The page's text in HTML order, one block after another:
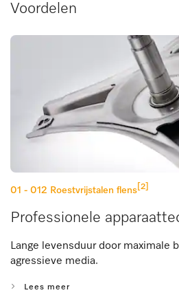
Voordelen
01 - 012 Roestvrijstalen flens [2]
Professionele
Lange levensduur door maximale
agressieve media.
Lees meer